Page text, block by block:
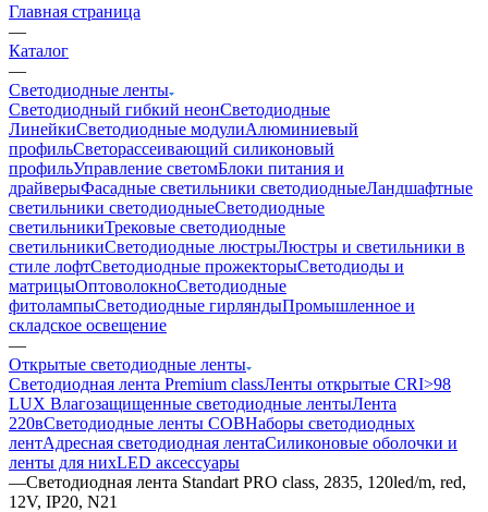
Главная страница
—
Каталог
—
Светодиодные ленты
Светодиодный гибкий неонСветодиодные
ЛинейкиСветодиодные модулиАлюминиевый
профильСветорассеивающий силиконовый
профильУправление светомБлоки питания и
драйверыФасадные светильники светодиодныеЛандшафтные
светильники светодиодныеСветодиодные
светильникиТрековые светодиодные
светильникиСветодиодные люстрыЛюстры и светильники в
стиле лофтСветодиодные прожекторыСветодиоды и
матрицыОптоволокноСветодиодные
фитолампыСветодиодные гирляндыПромышленное и
складское освещение
—
Открытые светодиодные ленты
Светодиодная лента Premium classЛенты открытые CRI>98
LUX Влагозащищенные светодиодные лентыЛента
220вСветодиодные ленты COBНаборы светодиодных
лентАдресная светодиодная лентаСиликоновые оболочки и
ленты для нихLED аксессуары
—Светодиодная лента Standart PRO class, 2835, 120led/m, red,
12V, IP20, N21